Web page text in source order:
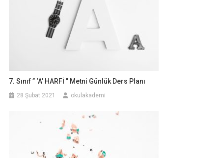
7. Sınıf ” ‘A’ HARFİ ” Metni Günlük Ders Planı
28 Şubat 2021 okulakademi